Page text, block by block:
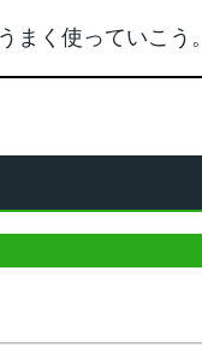
く使っていこう。